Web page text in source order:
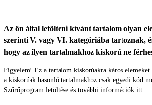
Az ön által letölteni kívánt tartalom olyan
szerinti V. vagy VI. kategóriába tartoznak,
hogy az ilyen tartalmakhoz kiskorú ne
Figyelem! Ez a tartalom kiskorúakra káros
a kiskorúak hasonló tartalmakhoz csak egyedi kód
Szűrőprogram letöltése és további információk itt.